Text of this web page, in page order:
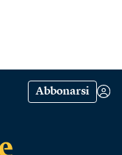
Abbonarsi